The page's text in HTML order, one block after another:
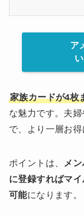
ア
家族カードが4枚
な魅力です。夫
で、より一層お得
ポイントは、 メ
に登録すればマ
可能になります。